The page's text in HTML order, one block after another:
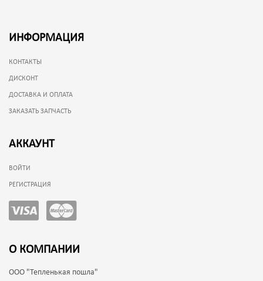
ИНФОРМАЦИЯ
КОНТАКТЫ
ДИСКОНТ
ДОСТАВКА И ОПЛАТА
ЗАКАЗАТЬ ЗАПЧАСТЬ
АККАУНТ
ВОЙТИ
РЕГИСТРАЦИЯ
О КОМПАНИИ
ООО "Тепленькая пошла"